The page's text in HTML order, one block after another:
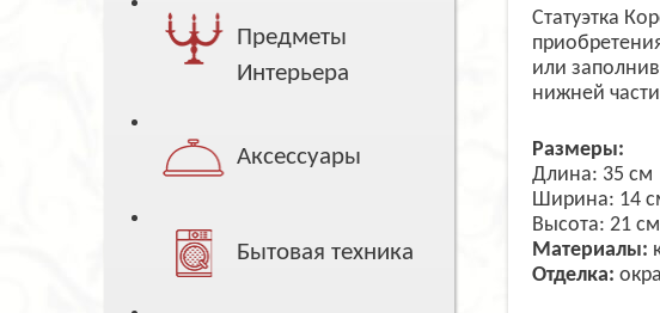
Предметы
Интерьера
Аксессуары
Бытовая техника
Статуэтка
или
нижней
Размеры:
Длина: 35 см
Ширина: 14
Высота: 21 см
Материалы:
Отделка: